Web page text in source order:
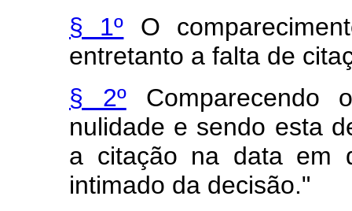
§ 1º O
entretanto a falta de
§ 2ºComparecendo
nulidade e sendo esta
a citação na data em
intimado da decisão."